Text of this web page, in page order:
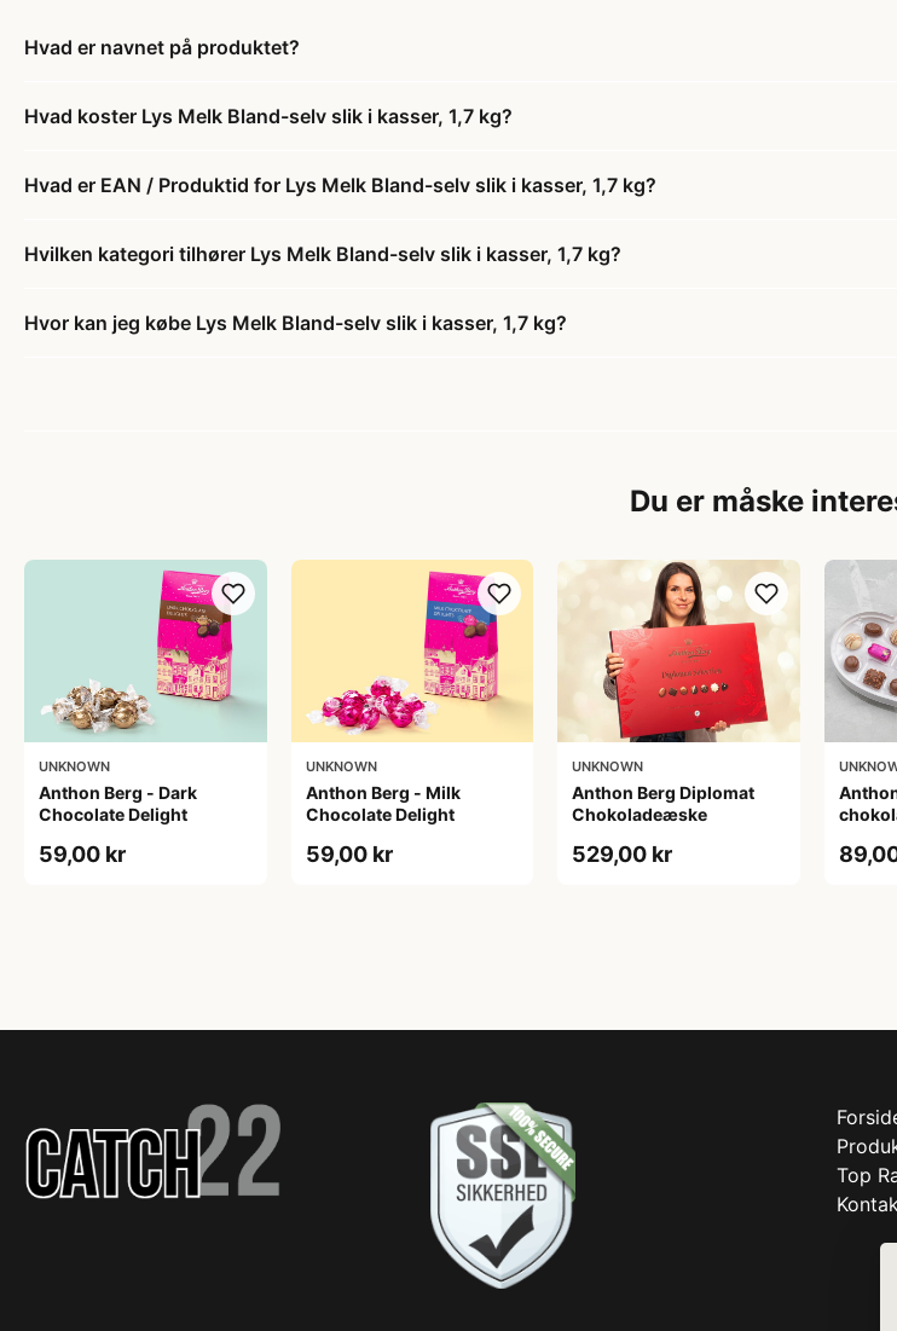
Hvad er navnet på produktet?
Hvad koster Lys Melk Bland-selv slik i kasser, 1,7 kg?
Hvad er EAN / Produktid for Lys Melk Bland-selv slik i kasser, 1,7 kg?
Hvilken kategori tilhører Lys Melk Bland-selv slik i kasser, 1,7 kg?
Hvor kan jeg købe Lys Melk Bland-selv slik i kasser, 1,7 kg?
Du er måske
UNKNOWN
Anthon Berg - Dark
Chocolate Delight
59,00 kr
UNKNOWN
Anthon Berg - Milk
Chocolate Delight
59,00 kr
UNKNOWN
Anthon Berg Diplomat
Chokoladeæske
529,00 kr
Top